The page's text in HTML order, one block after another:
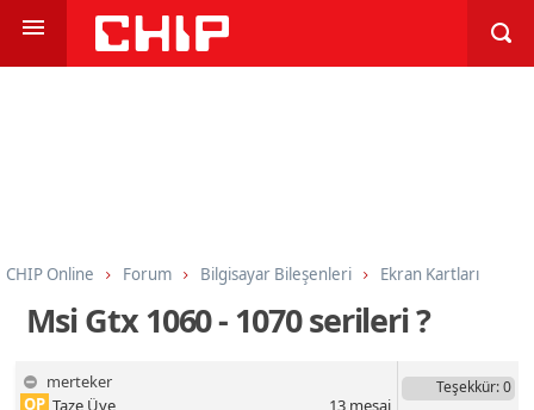
CHIP Online Forum Bilgisayar Bileşenleri Ekran Kartları
Msi Gtx 1060 - 1070 serileri ?
merteker
OP Taze Üye
Teşekkür: 0
13mesaj